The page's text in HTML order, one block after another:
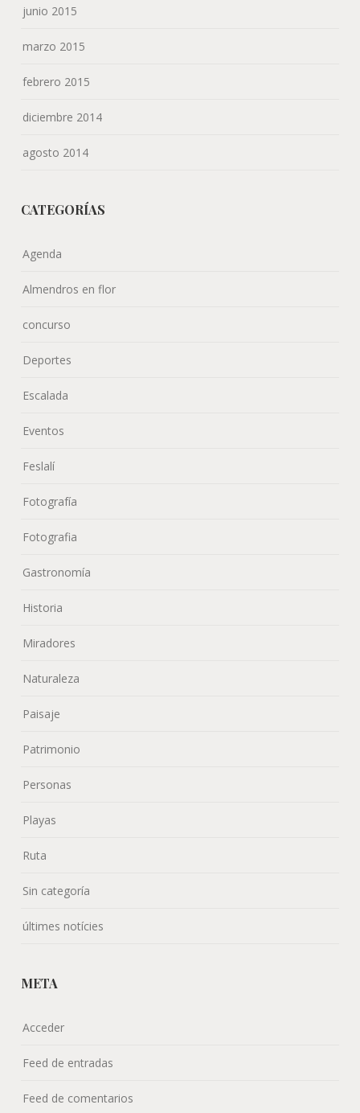
junio 2015
marzo 2015
febrero 2015
diciembre 2014
agosto 2014
CATEGORÍAS
Agenda
Almendros en flor
concurso
Deportes
Escalada
Eventos
Feslalí
Fotografía
Fotografia
Gastronomía
Historia
Miradores
Naturaleza
Paisaje
Patrimonio
Personas
Playas
Ruta
Sin categoría
últimes notícies
META
Acceder
Feed de entradas
Feed de comentarios